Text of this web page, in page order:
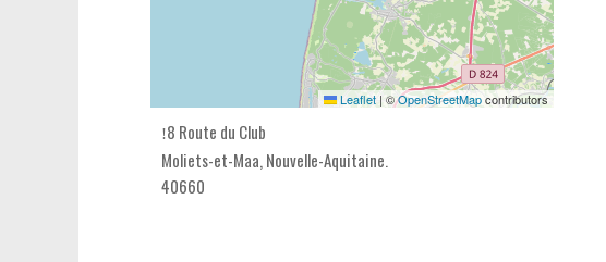
Leaflet | ©OpenStreetMapcontributors
8 Route du Club
Moliets-et-Maa, Nouvelle-Aquitaine.
40660